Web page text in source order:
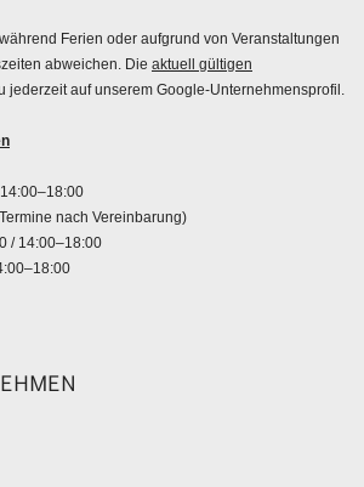
Ferien oder aufgrund von Veranstaltungen
abweichen. Die aktuell gültigen
jederzeit auf unserem Google-Unternehmensprofil.
nach Vereinbarung)
/ 14:00–18:00